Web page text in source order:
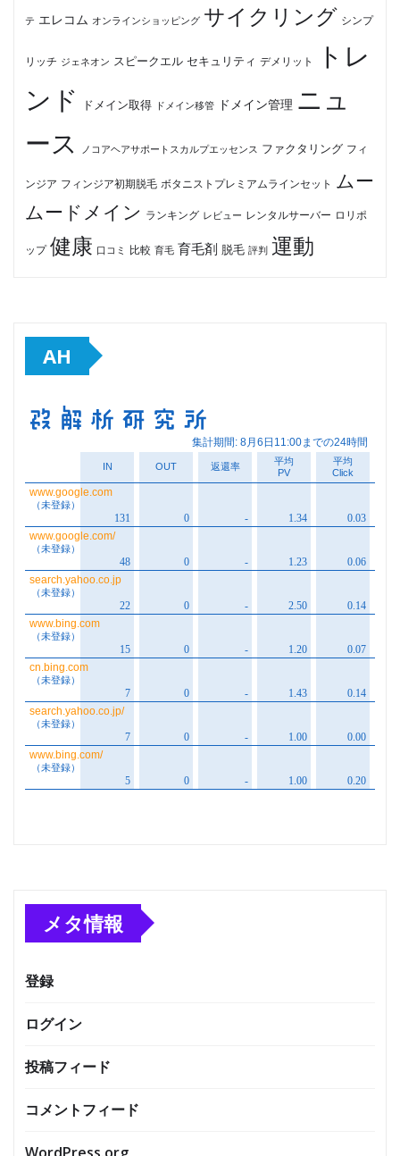
テ エレコム オンラインショッピング サイクリング シンプ
リッチ ジェネオン スピークエル セキュリティ デメリット
トレ
ンド
ドメイン取得 ドメイン移管 ドメイン管理 ニュ
ース
ノコアヘアサポートスカルプエッセンス ファクタリング フィ
ンジア フィンジア初期脱毛 ボタニストプレミアムラインセット ムー
ムードメイン ランキング レビュー レンタルサーバー ロリポ
ップ 健康 口コミ 比較 育毛 育毛剤 脱毛 評判 運動
AH
メタ情報
登録
ログイン
投稿フィード
コメントフィード